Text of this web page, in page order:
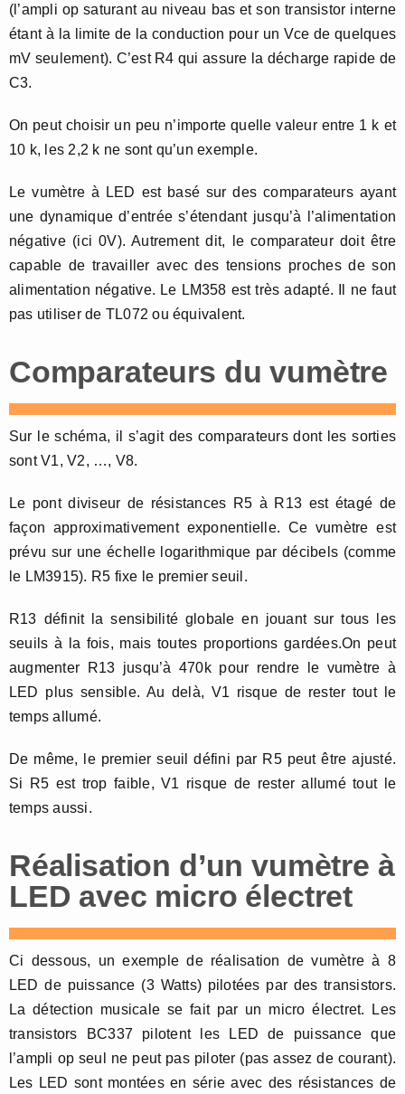
(l’ampli op saturant au niveau bas et son transistor interne
étant à la limite de la conduction pour un Vce de quelques
mV seulement). C’est R4 qui assure la décharge rapide de
C3.
On peut choisir un peu n’importe quelle valeur entre 1 k et
10 k, les 2,2 k ne sont qu’un exemple.
Le vumètre à LED est basé sur des comparateurs ayant
une dynamique d’entrée s’étendant jusqu’à l’alimentation
négative (ici 0V). Autrement dit, le comparateur doit être
capable de travailler avec des tensions proches de son
alimentation négative. Le LM358 est très adapté. Il ne faut
pas utiliser de TL072 ou équivalent.
Comparateurs du vumètre
Sur le schéma, il s’agit des comparateurs dont les sorties
sont V1, V2, …, V8.
Le pont diviseur de résistances R5 à R13 est étagé de
façon approximativement exponentielle. Ce vumètre est
prévu sur une échelle logarithmique par décibels (comme
le LM3915). R5 fixe le premier seuil.
R13 définit la sensibilité globale en jouant sur tous les
seuils à la fois, mais toutes proportions gardées.On peut
augmenter R13 jusqu’à 470k pour rendre le vumètre à
LED plus sensible. Au delà, V1 risque de rester tout le
temps allumé.
De même, le premier seuil défini par R5 peut être ajusté.
Si R5 est trop faible, V1 risque de rester allumé tout le
temps aussi.
Réalisation d’un vumètre à
LED avec micro électret
Ci dessous, un exemple de réalisation de vumètre à 8
LED de puissance (3 Watts) pilotées par des transistors.
La détection musicale se fait par un micro électret. Les
transistors BC337 pilotent les LED de puissance que
l’ampli op seul ne peut pas piloter (pas assez de courant).
Les LED sont montées en série avec des résistances de